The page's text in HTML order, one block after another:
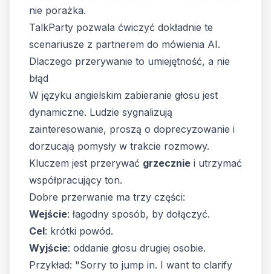
nie porażka.
TalkParty pozwala ćwiczyć dokładnie te
scenariusze z partnerem do mówienia AI.
Dlaczego przerywanie to umiejętność, a nie
błąd
W języku angielskim zabieranie głosu jest
dynamiczne. Ludzie sygnalizują
zainteresowanie, proszą o doprecyzowanie i
dorzucają pomysły w trakcie rozmowy.
Kluczem jest przerywać grzecznie i utrzymać
współpracujący ton.
Dobre przerwanie ma trzy części:
Wejście: łagodny sposób, by dołączyć.
Cel: krótki powód.
Wyjście: oddanie głosu drugiej osobie.
Przykład: "Sorry to jump in. I want to clarify